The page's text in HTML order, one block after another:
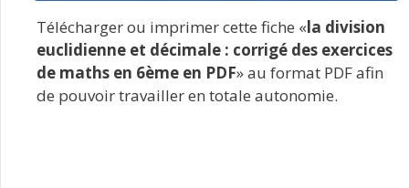
Télécharger ou imprimer cette fiche «la division
euclidienne et décimale : corrigé des exercices
de maths en 6ème en PDF» au format PDF afin
de pouvoir travailler en totale autonomie.